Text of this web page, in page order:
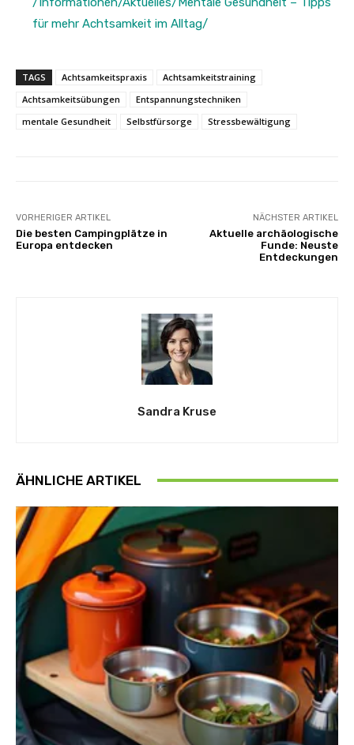
für mehr Achtsamkeit im Alltag/
TAGS Achtsamkeitspraxis
Achtsamkeitstraining
Achtsamkeitsübungen
Entspannungstechniken
mentale Gesundheit
Selbstfürsorge Stressbewältigung
VORHERIGER ARTIKEL
Die besten Campingplätze in
Europa entdecken
NÄCHSTER ARTIKEL
Aktuelle archäologische
Funde: Neuste
Entdeckungen
Sandra Kruse
ÄHNLICHE ARTIKEL